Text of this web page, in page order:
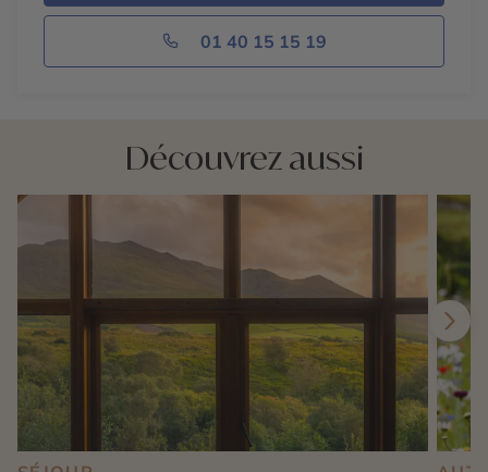
01 40 15 15 19
Découvrez aussi